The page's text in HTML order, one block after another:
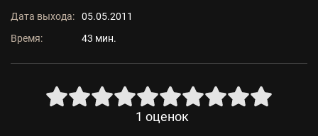
Дата выхода:
05.05.2011
Время:
43 мин.
1 оценок